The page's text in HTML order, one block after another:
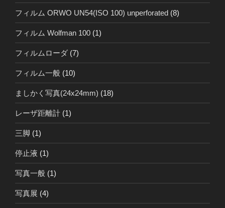
フィルム ORWO UN54(ISO 100) unperforated (8)
フィルム Wolfman 100 (1)
フィルムローダ (7)
フィルム一般 (10)
ましかく写真(24x24mm) (18)
レーザ距離計 (1)
三脚 (1)
停止液 (1)
写真一般 (1)
写真展 (4)